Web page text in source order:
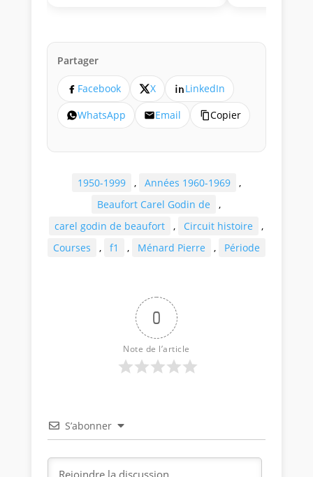
Partager
Facebook X
LinkedIn
WhatsApp
Email Copier
1950-1999 , Années 1960-1969
,
Beaufort Carel Godin de
,
carel godin de beaufort
, Circuit histoire
,
Courses
, f1 , Ménard Pierre , Période
0
Note de l’article
S’abonner